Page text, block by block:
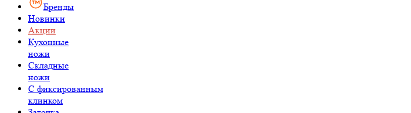
Бренды
Новинки
Акции
Кухонные
ножи
Складные
ножи
C фиксированным
клинком